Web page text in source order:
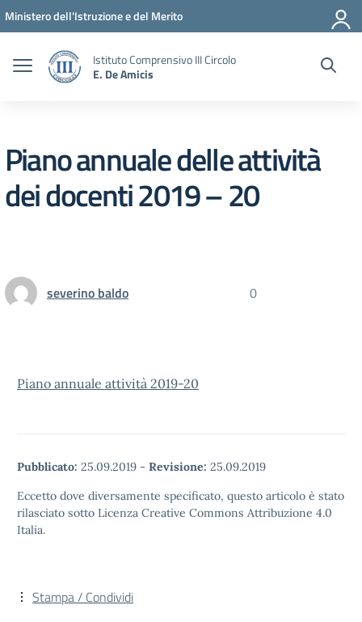
Vai ai contenuti
Vai al menu di navigazione
Vai al footer
Ministero dell'Istruzione e del Merito
Istituto Comprensivo III Circolo
E. De Amicis
Piano annuale delle attività
dei docenti 2019 – 20
severino baldo 0
Piano annuale attività 2019-20
Pubblicato: 25.09.2019 - Revisione: 25.09.2019
Eccetto dove diversamente specificato, questo articolo è stato
rilasciato sotto Licenza Creative Commons Attribuzione 4.0
Italia.
Stampa / Condividi